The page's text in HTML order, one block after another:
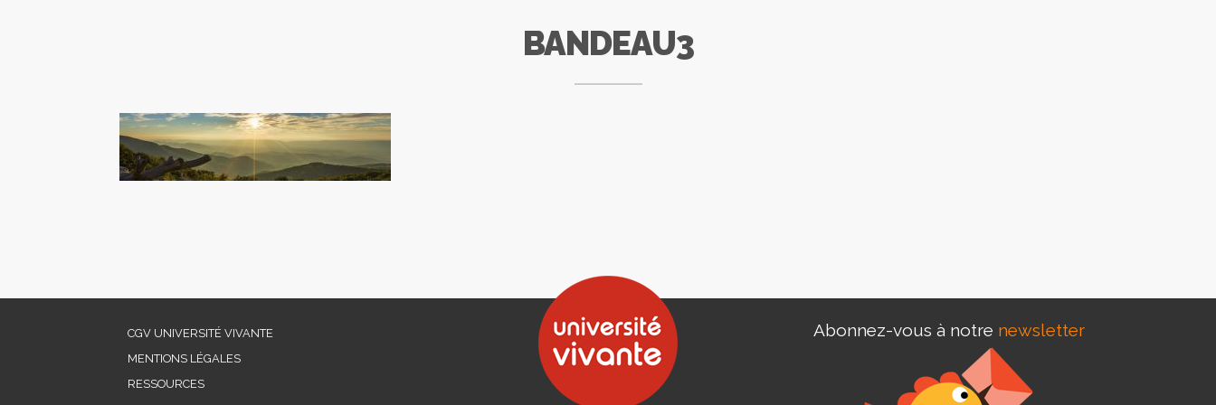
BANDEAU3
CGV UNIVERSITÉ VIVANTE
MENTIONS LÉGALES
RESSOURCES
Abonnez-vous à notre newsletter